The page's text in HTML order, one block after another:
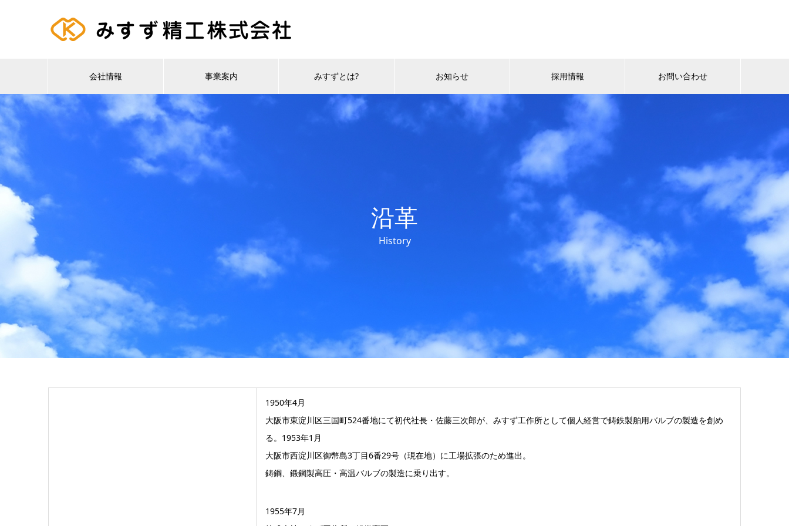
会社情報 事業案内 みすずとは? お知らせ 採用情報 お問い合わせ
沿革
History
1950年4月
大阪市東淀川区三国町524番地にて初代社長・佐藤三次郎が、みすず工作所として個人経営で鋳鉄製舶用バルブの製造を創め
る。1953年1月
大阪市西淀川区御幣島3丁目6番29号（現在地）に工場拡張のため進出。
鋳鋼、鍛鋼製高圧・高温バルブの製造に乗り出す。
1955年7月